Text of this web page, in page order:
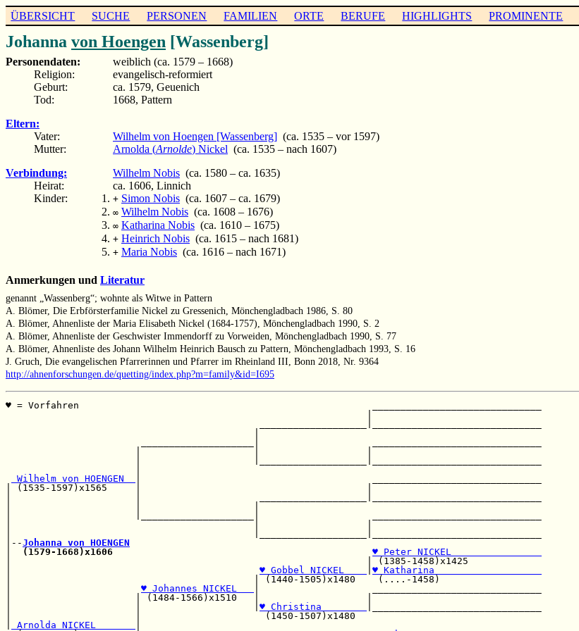
ÜBERSICHT SUCHE PERSONEN FAMILIEN ORTE BERUFE HIGHLIGHTS PROMINENTE
Johanna von Hoengen [Wassenberg]
Personendaten:
weiblich (ca. 1579 – 1668)
Religion:
evangelisch-reformiert
Geburt:
ca. 1579, Geuenich
Tod:
1668, Pattern
Eltern:
Vater:
Wilhelm von Hoengen [Wassenberg] (ca. 1535 – vor 1597)
Mutter:
Arnolda (Arnolde) Nickel (ca. 1535 – nach 1607)
Verbindung:
Wilhelm Nobis (ca. 1580 – ca. 1635)
Heirat:
ca. 1606, Linnich
Kinder:
+ Simon Nobis (ca. 1607 – ca. 1679)
∞ Wilhelm Nobis (ca. 1608 – 1676)
∞ Katharina Nobis (ca. 1610 – 1675)
+ Heinrich Nobis (ca. 1615 – nach 1681)
+ Maria Nobis (ca. 1616 – nach 1671)
Anmerkungen und Literatur
genannt „Wassenberg“; wohnte als Witwe in Pattern
A. Blömer, Die Erbförsterfamilie Nickel zu Gressenich, Mönchengladbach 1986, S. 80
A. Blömer, Ahnenliste der Maria Elisabeth Nickel (1684-1757), Mönchengladbach 1990, S. 2
A. Blömer, Ahnenliste der Geschwister Immendorff zu Vorweiden, Mönchengladbach 1990, S. 77
A. Blömer, Ahnenliste des Johann Wilhelm Heinrich Bausch zu Pattern, Mönchengladbach 1993, S. 16
J. Gruch, Die evangelischen Pfarrerinnen und Pfarrer im Rheinland III, Bonn 2018, Nr. 9364
http://ahnenforschungen.de/quetting/index.php?m=family&id=I695
♥ = Vorfahren                                                    ______________________________
Wilhelm von HOENGEN
| (1535-1597)x1565     |                                        |
|--Johanna von HOENGEN
(1579-1668)x1606
♥ Peter NICKEL
|                                                               | (1385-1458)x1425
♥ Gobbel NICKEL
♥ Katharina
|                                           | (1440-1505)x1480    (....-1458)
♥ Johannes NICKEL
|                      | (1484-1566)x1510   |                   |
♥ Christina
|                      |                      (1450-1507)x1480
Arnolda NICKEL